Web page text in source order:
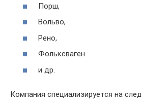
Порш,
Вольво,
Рено,
Фольксваген
и др.
Компания специализируется на